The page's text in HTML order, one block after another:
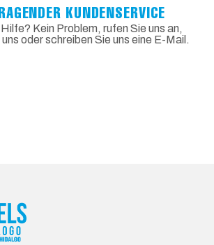
KUNDENSERVICE
Kein Problem, rufen Sie uns an,
oder schreiben Sie uns eine E-Mail.